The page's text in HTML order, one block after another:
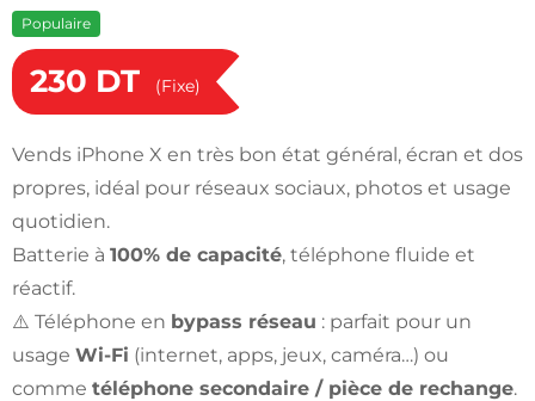
Populaire
230 DT (Fixe)
Vends iPhone X en très bon état général, écran et dos
propres, idéal pour réseaux sociaux, photos et usage
quotidien.
Batterie à 100% de capacité, téléphone fluide et
réactif.
⚠️ Téléphone en bypass réseau : parfait pour un
usage Wi-Fi (internet, apps, jeux, caméra…) ou
comme téléphone secondaire / pièce de rechange.